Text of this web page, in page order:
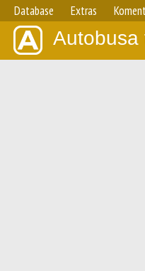
Database Extras
Autobusa